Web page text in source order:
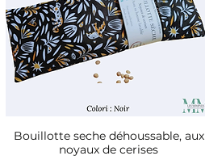
Aperçu rapide
Bouillotte seche déhoussable, aux
noyaux de cerises